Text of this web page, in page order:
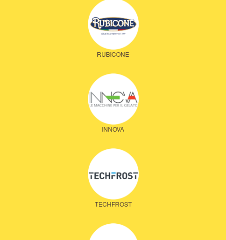
RUBICONE
INNOVA
TECHFROST